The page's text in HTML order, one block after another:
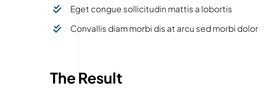
Eget congue sollicitudin mattis a lobortis
Convallis diam morbi dis at arcu sed morbi dolor
The Result